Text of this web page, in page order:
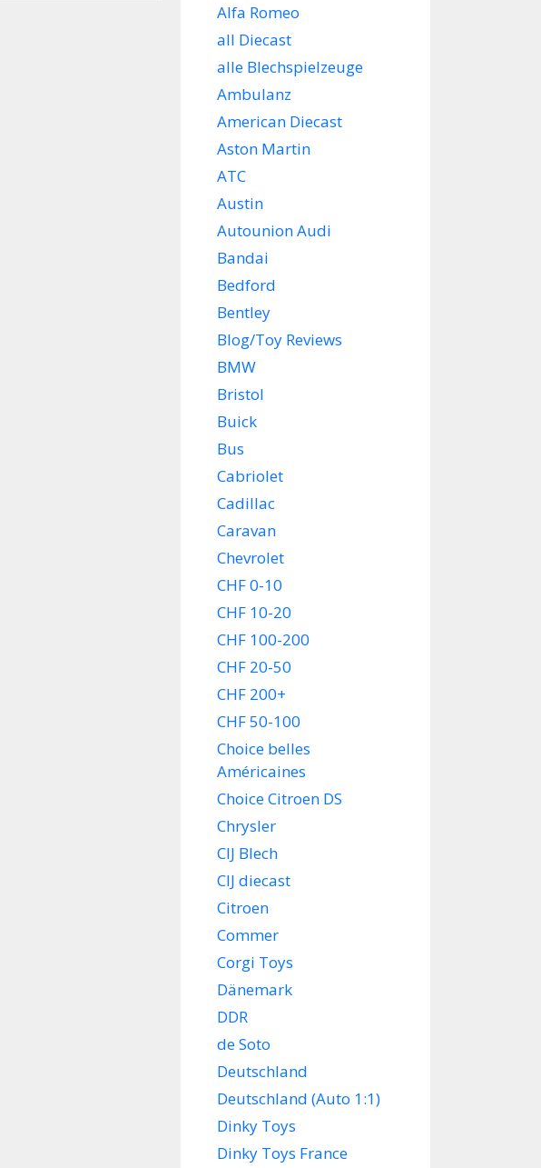
Alfa Romeo
all Diecast
alle Blechspielzeuge
Ambulanz
American Diecast
Aston Martin
ATC
Austin
Autounion Audi
Bandai
Bedford
Bentley
Blog/Toy Reviews
BMW
Bristol
Buick
Bus
Cabriolet
Cadillac
Caravan
Chevrolet
CHF 0-10
CHF 10-20
CHF 100-200
CHF 20-50
CHF 200+
CHF 50-100
Choice belles
Américaines
Choice Citroen DS
Chrysler
CIJ Blech
CIJ diecast
Citroen
Commer
Corgi Toys
Dänemark
DDR
de Soto
Deutschland
Deutschland (Auto 1:1)
Dinky Toys
Dinky Toys France